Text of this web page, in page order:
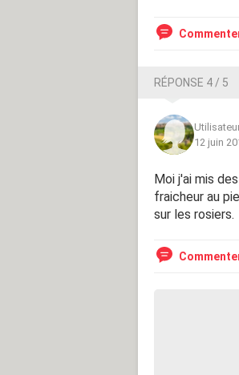
RÉPONSE 4 / 5
12 juin
Moi j'ai mis
fraicheur au
sur les rosiers.